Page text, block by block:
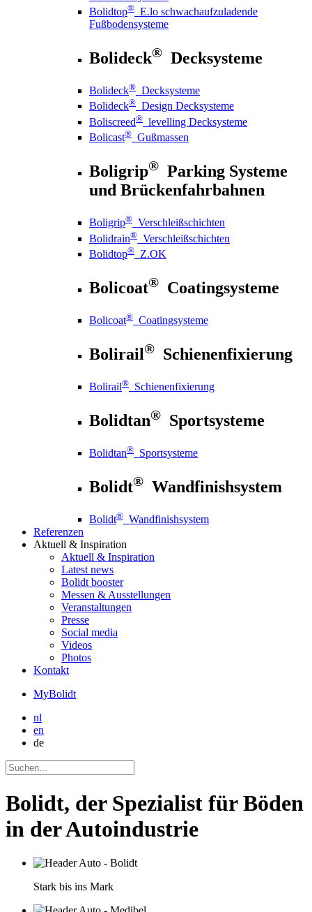
Bolidtop® E.lo schwachaufzuladende
Fußbodensysteme
Bolideck® Decksysteme
Bolideck® Decksysteme
Bolideck® Design Decksysteme
Boliscreed® levelling Decksysteme
Bolicast® Gußmassen
Boligrip® Parking Systeme
und Brückenfahrbahnen
Boligrip® Verschleißschichten
Bolidrain® Verschleißschichten
Bolidtop® Z.OK
Bolicoat® Coatingsysteme
Bolicoat® Coatingsysteme
Bolirail® Schienenfixierung
Bolirail® Schienenfixierung
Bolidtan® Sportsysteme
Bolidtan® Sportsysteme
Bolidt® Wandfinishsystem
Bolidt® Wandfinishsystem
Referenzen
Aktuell & Inspiration
Aktuell & Inspiration
Latest news
Bolidt booster
Messen & Ausstellungen
Veranstaltungen
Presse
Social media
Videos
Photos
Kontakt
MyBolidt
nl
en
de
Bolidt, der Spezialist für Böden
in der Autoindustrie
Stark bis ins Mark